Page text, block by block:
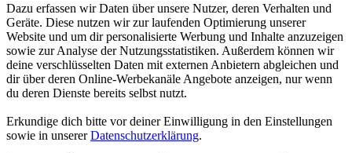
Dazu erfassen wir Daten über unsere Nutzer, deren Verhalten und
Geräte. Diese nutzen wir zur laufenden Optimierung unserer
Website und um dir personalisierte Werbung und Inhalte anzuzeigen
sowie zur Analyse der Nutzungsstatistiken. Außerdem können wir
deine verschlüsselten Daten mit externen Anbietern abgleichen und
dir über deren Online-Werbekanäle Angebote anzeigen, nur wenn
du deren Dienste bereits selbst nutzt.
Erkundige dich bitte vor deiner Einwilligung in den Einstellungen
sowie in unsererDatenschutzerklärung.